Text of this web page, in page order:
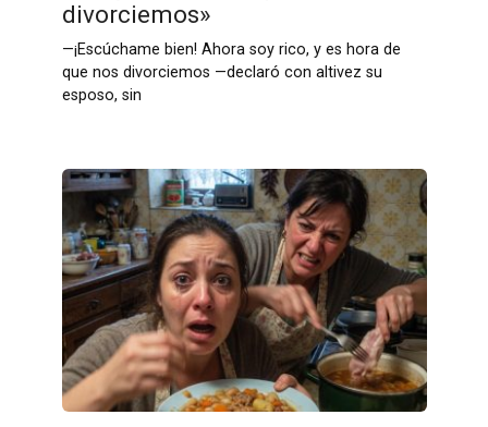
divorciemos»
—¡Escúchame bien! Ahora soy rico, y es hora de
que nos divorciemos —declaró con altivez su
esposo, sin